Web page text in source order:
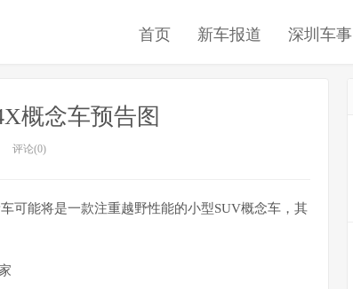
首页 新车报道 深圳车事
概念车预告图
评论(0)
可能将是一款注重越野性能的小型SUV概念车，其